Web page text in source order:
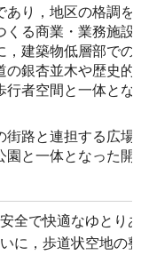
あり，地区の格調
くる商業・業務施設
，建築物低層部で
の銀杏並木や歴史
行者空間と一体とな
街路と連担する広
園と一体となった
全で快適なゆとり
に，歩道状空地の